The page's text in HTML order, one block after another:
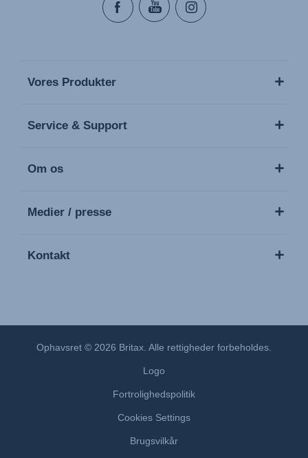
Vores Produkter
Service & Support
Om os
Medier / presse
Kontakt
Ophavsret © 2026 Britax. Alle rettigheder forbeholdes.
Logo
Fortrolighedspolitik
Cookies Settings
Brugsvilkår